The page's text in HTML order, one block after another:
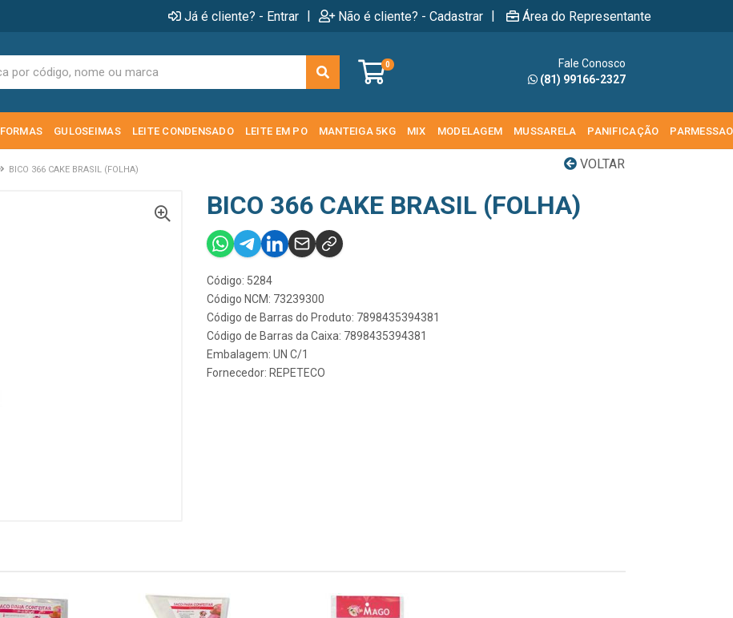
Já é cliente? - Entrar | Não é cliente? - Cadastrar | Área do Representante
0
Fale Conosco
(81) 99166-2327
FORMAS GULOSEIMAS LEITE CONDENSADO LEITE EM PO MANTEIGA 5KG MIX MODELAGEM MUSSARELA PANIFICAÇÃO PARMESSAO
VOLTAR
BICO 366 CAKE BRASIL (FOLHA)
BICO 366 CAKE BRASIL (FOLHA)
Código: 5284
Código NCM: 73239300
Código de Barras do Produto: 7898435394381
Código de Barras da Caixa: 7898435394381
Embalagem: UN C/1
Fornecedor: REPETECO